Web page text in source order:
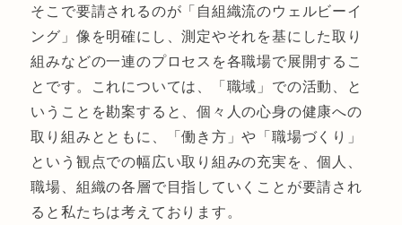
そこで要請されるのが「自組織流のウェルビーイ
ング」像を明確にし、測定やそれを基にした取り
組みなどの一連のプロセスを各職場で展開するこ
とです。これについては、「職域」での活動、と
いうことを勘案すると、個々人の心身の健康への
取り組みとともに、「働き方」や「職場づくり」
という観点での幅広い取り組みの充実を、個人、
職場、組織の各層で目指していくことが要請され
ると私たちは考えております。